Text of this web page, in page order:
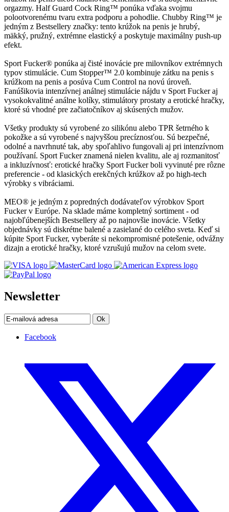
orgazmy. Half Guard Cock Ring™ ponúka vďaka svojmu
polootvorenému tvaru extra podporu a pohodlie. Chubby Ring™ je
jedným z Bestsellery značky: tento krúžok na penis je hrubý,
mäkký, pružný, extrémne elastický a poskytuje maximálny push-up
efekt.
Sport Fucker® ponúka aj čisté inovácie pre milovníkov extrémnych
typov stimulácie. Cum Stopper™ 2.0 kombinuje zátku na penis s
krúžkom na penis a posúva Cum Control na novú úroveň.
Fanúšikovia intenzívnej análnej stimulácie nájdu v Sport Fucker aj
vysokokvalitné análne kolíky, stimulátory prostaty a erotické hračky,
ktoré sú vhodné pre začiatočníkov aj skúsených mužov.
Všetky produkty sú vyrobené zo silikónu alebo TPR šetrného k
pokožke a sú vyrobené s najvyššou precíznosťou. Sú bezpečné,
odolné a navrhnuté tak, aby spoľahlivo fungovali aj pri intenzívnom
používaní. Sport Fucker znamená nielen kvalitu, ale aj rozmanitosť
a inkluzívnosť: erotické hračky Sport Fucker boli vyvinuté pre rôzne
preferencie - od klasických erekčných krúžkov až po high-tech
výrobky s vibráciami.
MEO® je jedným z popredných dodávateľov výrobkov Sport
Fucker v Európe. Na sklade máme kompletný sortiment - od
najobľúbenejších Bestsellery až po najnovšie inovácie. Všetky
objednávky sú diskrétne balené a zasielané do celého sveta. Keď si
kúpite Sport Fucker, vyberáte si nekompromisné potešenie, odvážny
dizajn a erotické hračky, ktoré vzrušujú mužov na celom svete.
Newsletter
Ok
Facebook